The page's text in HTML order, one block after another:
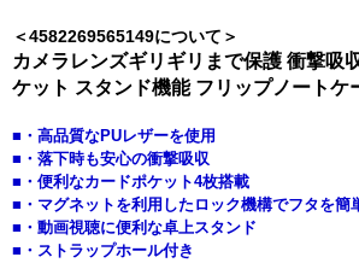
＜4582269565149について＞
カメラレンズギリギリまで保護 衝撃吸
ケット スタンド機能 フリップノートケ
■・高品質なPUレザーを使用
■・落下時も安心の衝撃吸収
■・便利なカードポケット4枚搭載
■・マグネットを利用したロック機構でフタを簡
■・動画視聴に便利な卓上スタンド
■・ストラップホール付き